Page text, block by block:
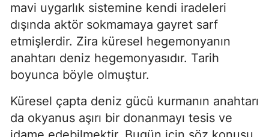
mavi uygarlık sistemine kendi iradeleri
dışında aktör sokmamaya gayret sarf
etmişlerdir. Zira küresel hegemonyanın
anahtarı deniz hegemonyasıdır. Tarih
boyunca böyle olmuştur.
Küresel çapta deniz gücü kurmanın anahtarı
da okyanus aşırı bir donanmayı tesis ve